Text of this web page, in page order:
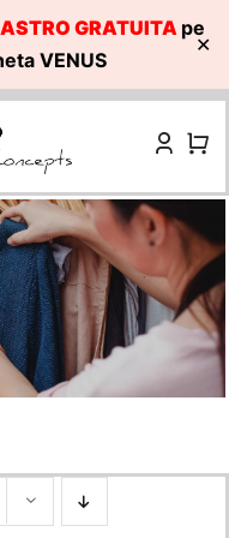
GRATUITApe
VENUS
✕